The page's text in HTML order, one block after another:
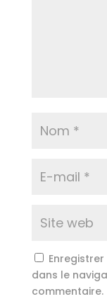
dans le
commentaire.